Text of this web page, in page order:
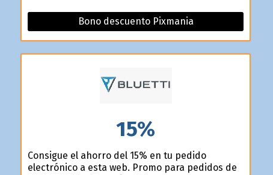
Bono descuento Pixmania
15%
Consigue el ahorro del 15% en tu pedido
electrónico a esta web. Promo para pedidos de